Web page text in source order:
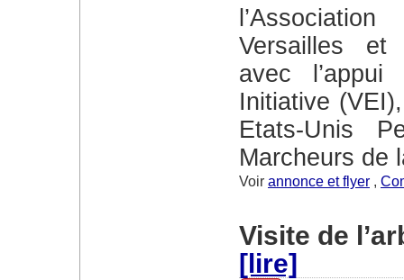
Versailles et
avec l’appui
Initiative
Etats-Unis
Marcheurs de
Voir annonce et flyer ,
Visite de
[lire]